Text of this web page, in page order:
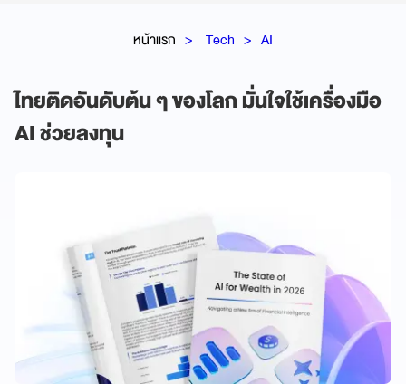
หน้าแรก Tech AI
ไทยติดอันดับต้น ๆ ของโลก มั่นใจใช้เครื่องมือ
AI ช่วยลงทุน